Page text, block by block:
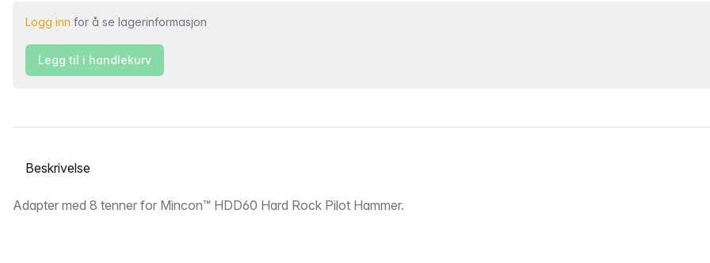
Logg inn for å se lagerinformasjon
Legg til i handlekurv
Velg en fane
Beskrivelse
Adapter med 8 tenner for Mincon™ HDD60 Hard Rock Pilot Hammer.